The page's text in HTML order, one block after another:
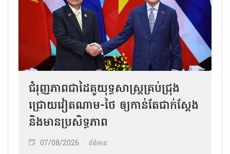
ជំរុញភាពជាដៃគូយុទ្ធសាស្ត្រគ្រប់ជ្រុង
ជ្រោយវៀតណាម-ថៃ ឲ្យកាន់តែជាក់ស្ដែង
និងមានប្រសិទ្ធភាព
07/08/2026 ព័ត៌មាន